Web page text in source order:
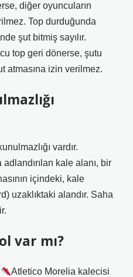
diğer oyuncuların
Top durduğunda
şut bitmiş sayılır.
top geri dönerse, şutu
atmasına izin verilmez.
vardır.
kale alanı, bir
içindeki, kale
uzaklıktaki alandır. Saha
var mı?
Atletico Morelia kalecisi